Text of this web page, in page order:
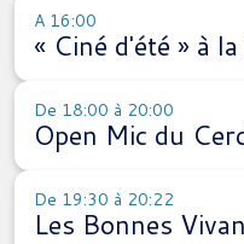
A 16:00
« Ciné d'été » à
De 18:00 à 20:00
Open Mic du
De 19:30 à 20:22
Les Bonnes